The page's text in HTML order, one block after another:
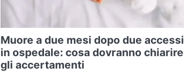
Muore a due mesi dopo due accessi
in ospedale: cosa dovranno chiarire
gli accertamenti